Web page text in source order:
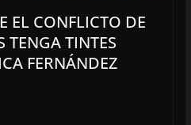
EL CONFLICTO DE
TENGA TINTES
FERNÁNDEZ